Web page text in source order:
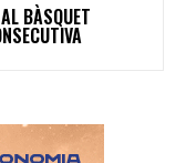
BÀSQUET